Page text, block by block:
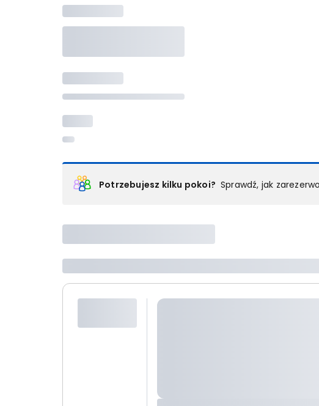
Potrzebujesz kilku pokoi? Sprawdź, jak
Wybierz jedną z ofert z listy i zarezerwuj ją. Zrób oddzielne
lubskontaktuj się z nami,by złożyć zamówienie u naszego
Maksymalna liczba uczestników
Jeśli nie możesz dodać kolejnych osób, osiągnąłeś(-aś)